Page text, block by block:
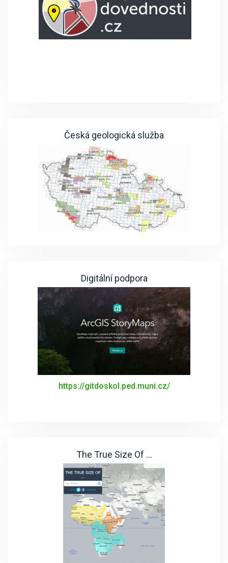
Česká geologická služba
Digitální podpora
https://gitdoskol.ped.muni.cz/
The True Size Of ...